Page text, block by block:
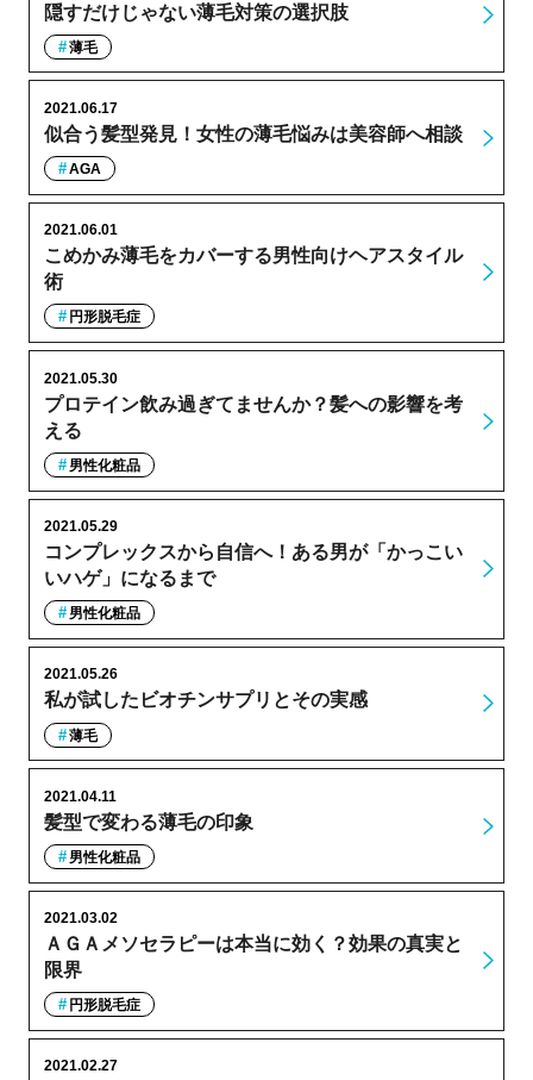
隠すだけじゃない薄毛対策の選択肢
薄毛
似合う髪型発見！女性の薄毛悩みは美容師へ相談
2021.06.17
AGA
こめかみ薄毛をカバーする男性向けヘアスタイル
術
2021.06.01
円形脱毛症
プロテイン飲み過ぎてませんか？髪への影響を考
える
2021.05.30
男性化粧品
コンプレックスから自信へ！ある男が「かっこい
いハゲ」になるまで
2021.05.29
男性化粧品
私が試したビオチンサプリとその実感
2021.05.26
薄毛
髪型で変わる薄毛の印象
2021.04.11
男性化粧品
ＡＧＡメソセラピーは本当に効く？効果の真実と
限界
2021.03.02
円形脱毛症
2021.02.27